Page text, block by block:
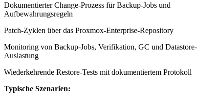
Dokumentierter Change-Prozess für Backup-Jobs und
Aufbewahrungsregeln
Patch-Zyklen über das Proxmox-Enterprise-Repository
Monitoring von Backup-Jobs, Verifikation, GC und Datastore-
Auslastung
Wiederkehrende Restore-Tests mit dokumentiertem Protokoll
Typische Szenarien: